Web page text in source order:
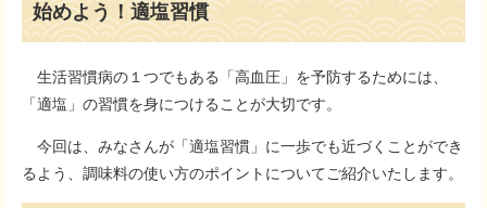
始めよう！適塩習慣
生活習慣病の１つでもある「高血圧」を予防するためには、
「適塩」の習慣を身につけることが大切です。
今回は、みなさんが「適塩習慣」に一歩でも近づくことができ
るよう、調味料の使い方のポイントについてご紹介いたします。